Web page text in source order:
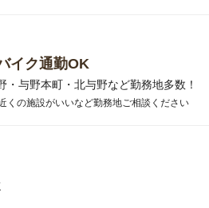
イク通勤OK
・与野本町・北与野など勤務地多数！
の施設がいいなど勤務地ご相談ください